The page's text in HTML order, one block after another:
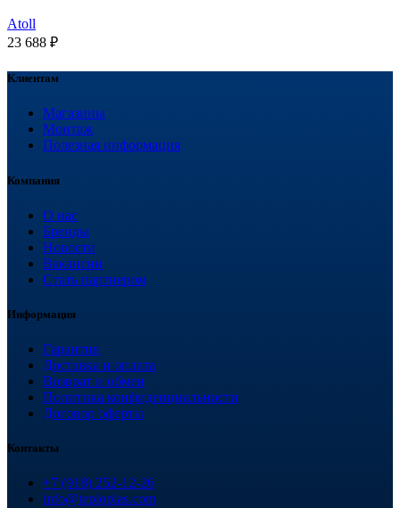
Atoll
23 688 ₽
Клиентам
Магазины
Монтаж
Полезная информация
Компания
О нас
Бренды
Новости
Вакансии
Стать партнером
Информация
Гарантия
Доставка и оплата
Возврат и обмен
Политика конфиденциальности
Договор оферты
Контакты
+7 (918) 252-12-26
info@teploplas.com